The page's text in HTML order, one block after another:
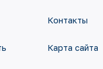
Контакты
Карта сайта